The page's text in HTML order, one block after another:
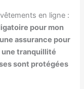
en ligne :
pour mon
assurance pour
une tranquillité
sont protégées